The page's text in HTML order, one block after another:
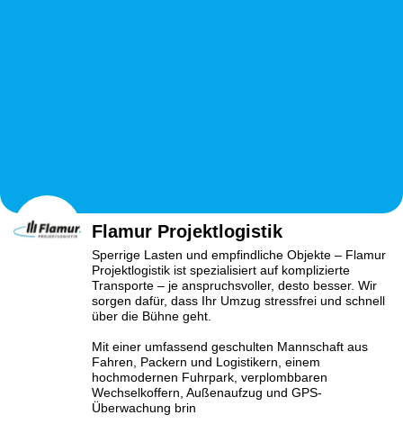
Flamur Projektlogistik
Sperrige Lasten und empfindliche Objekte – Flamur
Projektlogistik ist spezialisiert auf komplizierte
Transporte – je anspruchsvoller, desto besser. Wir
sorgen dafür, dass Ihr Umzug stressfrei und schnell
über die Bühne geht.
Mit einer umfassend geschulten Mannschaft aus
Fahren, Packern und Logistikern, einem
hochmodernen Fuhrpark, verplombbaren
Wechselkoffern, Außenaufzug und GPS-
Überwachung brin